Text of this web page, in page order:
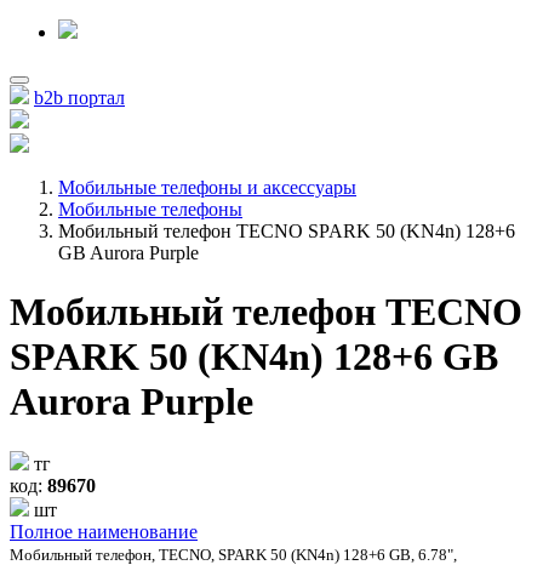
b2b портал
Мобильные телефоны и аксессуары
Мобильные телефоны
Мобильный телефон TECNO SPARK 50 (KN4n) 128+6
GB Aurora Purple
Мобильный телефон TECNO
SPARK 50 (KN4n) 128+6 GB
Aurora Purple
тг
код: 89670
шт
Полное наименование
Мобильный телефон, TECNO, SPARK 50 (KN4n) 128+6 GB, 6.78",